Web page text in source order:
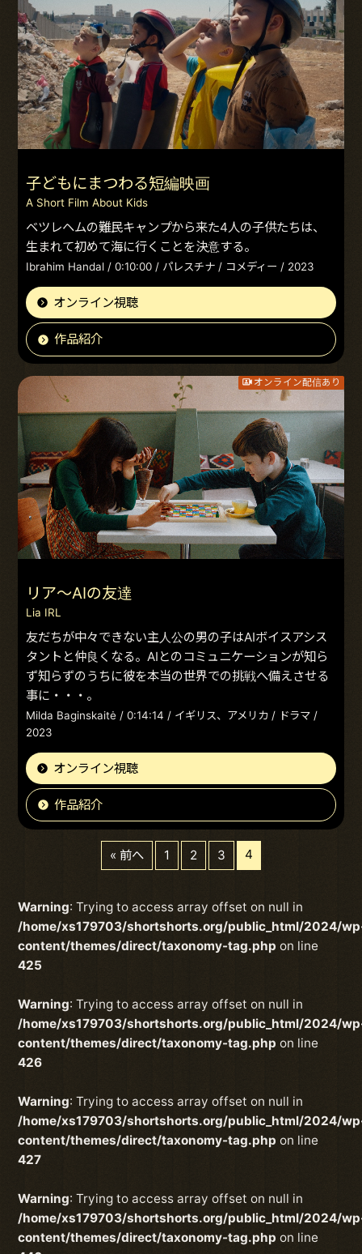
子どもにまつわる短編映画
A Short Film About Kids
ベツレヘムの難民キャンプから来た4人の子供たちは、
生まれて初めて海に行くことを決意する。
Ibrahim Handal / 0:10:00 / パレスチナ / コメディー / 2023
オンライン視聴
作品紹介
オンライン配信あり
リア～AIの友達
Lia IRL
友だちが中々できない主人公の男の子はAIボイスアシス
タントと仲良くなる。AIとのコミュニケーションが知ら
ず知らずのうちに彼を本当の世界での挑戦へ備えさせる
事に・・・。
Milda Baginskaitė / 0:14:14 / イギリス、アメリカ / ドラマ /
2023
オンライン視聴
作品紹介
« 前へ 1 2 3 4
Warning: Trying to access array offset on null in
/home/xs179703/shortshorts.org/public_html/2024/
content/themes/direct/taxonomy-tag.php on line
425
Warning: Trying to access array offset on null in
/home/xs179703/shortshorts.org/public_html/2024/
content/themes/direct/taxonomy-tag.php on line
426
Warning: Trying to access array offset on null in
/home/xs179703/shortshorts.org/public_html/2024/
content/themes/direct/taxonomy-tag.php on line
427
Warning: Trying to access array offset on null in
/home/xs179703/shortshorts.org/public_html/2024/
content/themes/direct/taxonomy-tag.php on line